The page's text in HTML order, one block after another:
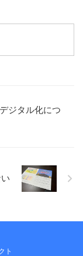
うわけではあり
れやこれやとい
考えるような時
せん。いまのと
できないので、
としたアイデア ...
ジタル化につ
ト